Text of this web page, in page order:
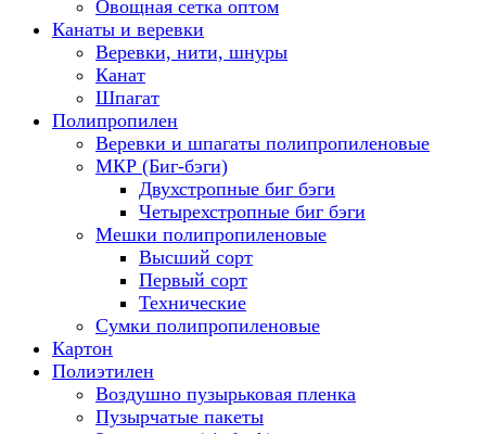
Овощная сетка оптом
Канаты и веревки
Веревки, нити, шнуры
Канат
Шпагат
Полипропилен
Веревки и шпагаты полипропиленовые
МКР (Биг-бэги)
Двухстропные биг бэги
Четырехстропные биг бэги
Мешки полипропиленовые
Высший сорт
Первый сорт
Технические
Сумки полипропиленовые
Картон
Полиэтилен
Воздушно пузырьковая пленка
Пузырчатые пакеты